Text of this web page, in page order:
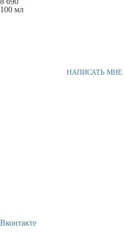
100 мл
НАПИСАТЬ МНЕ
Вконтакте